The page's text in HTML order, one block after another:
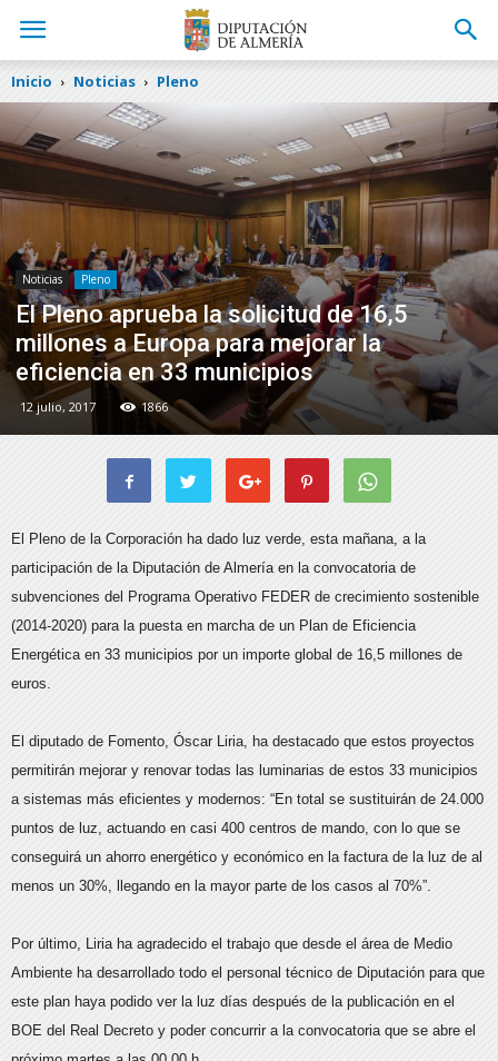
Inicio Noticias Pleno
Noticias Pleno
El Pleno aprueba la solicitud de 16,5
millones a Europa para mejorar la
eficiencia en 33 municipios
12 julio, 2017 1866
El Pleno de la Corporación ha dado luz verde, esta mañana, a la
participación de la Diputación de Almería en la convocatoria de
subvenciones del Programa Operativo FEDER de crecimiento sostenible
(2014-2020) para la puesta en marcha de un Plan de Eficiencia
Energética en 33 municipios por un importe global de 16,5 millones de
euros.
El diputado de Fomento, Óscar Liria, ha destacado que estos proyectos
permitirán mejorar y renovar todas las luminarias de estos 33 municipios
a sistemas más eficientes y modernos: “En total se sustituirán de 24.000
puntos de luz, actuando en casi 400 centros de mando, con lo que se
conseguirá un ahorro energético y económico en la factura de la luz de al
menos un 30%, llegando en la mayor parte de los casos al 70%”.
Por último, Liria ha agradecido el trabajo que desde el área de Medio
Ambiente ha desarrollado todo el personal técnico de Diputación para que
este plan haya podido ver la luz días después de la publicación en el
BOE del Real Decreto y poder concurrir a la convocatoria que se abre el